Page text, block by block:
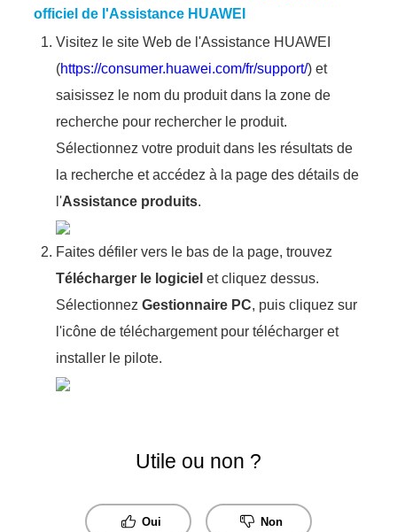
officiel de l'Assistance HUAWEI
Visitez le site Web de l'Assistance HUAWEI
(https://consumer.huawei.com/fr/support/) et
saisissez le nom du produit dans la zone de
recherche pour rechercher le produit.
Sélectionnez votre produit dans les résultats de
la recherche et accédez à la page des détails de
l'Assistance produits.
Faites défiler vers le bas de la page, trouvez
Télécharger le logiciel et cliquez dessus.
SélectionnezGestionnaire PC, puis cliquez sur
l'icône de téléchargement pour télécharger et
installer le pilote.
Utile ou non ?
Oui Non